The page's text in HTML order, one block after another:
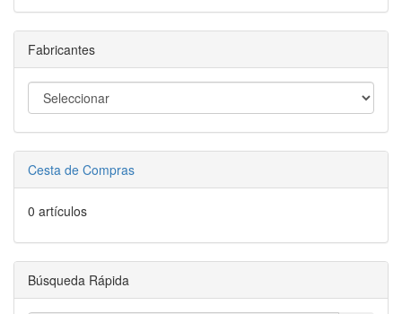
Fabricantes
Cesta de Compras
0 artículos
Búsqueda Rápida